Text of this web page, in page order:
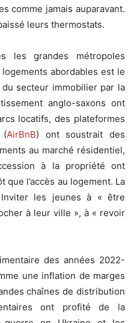
comme jamais auparavant.
leurs thermostats.
les grandes métropoles
abordables est le
secteur immobilier par la
anglo-saxons ont
locatifs, des plateformes
(AirBnB) ont soustrait des
au marché résidentiel,
à la propriété ont
l’accès au logement. La
les jeunes à « être
à leur ville », à « revoir
des années 2022-
une inflation de marges
chaînes de distribution
ont profité de la